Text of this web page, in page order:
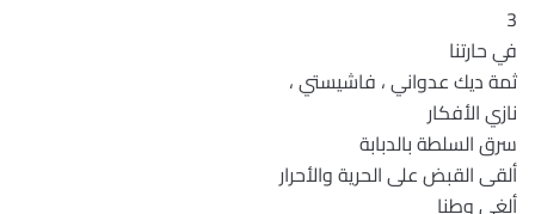
3
في حارتنا
ثمة ديك عدواني ، فاشيستي ،
نازي الأفكار
سرق السلطة بالدبابة
ألقى القبض على الحرية والأحرار
ألغى وطنا